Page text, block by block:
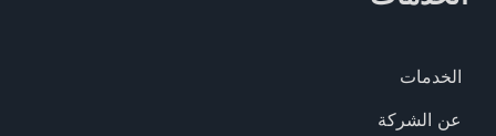
الخدمات
عن الشركة